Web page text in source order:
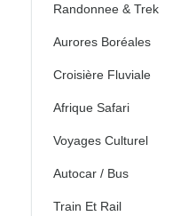
Randonnee & Trek
Aurores Boréales
Croisière Fluviale
Afrique Safari
Voyages Culturel
Autocar / Bus
Train Et Rail